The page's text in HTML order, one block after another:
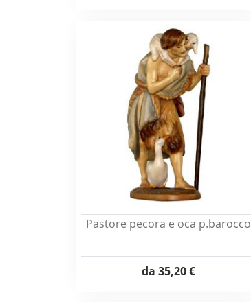
Pastore pecora e oca p.barocco
da 35,20 €